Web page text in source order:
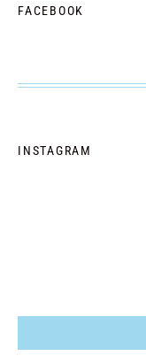
FACEBOOK
INSTAGRAM